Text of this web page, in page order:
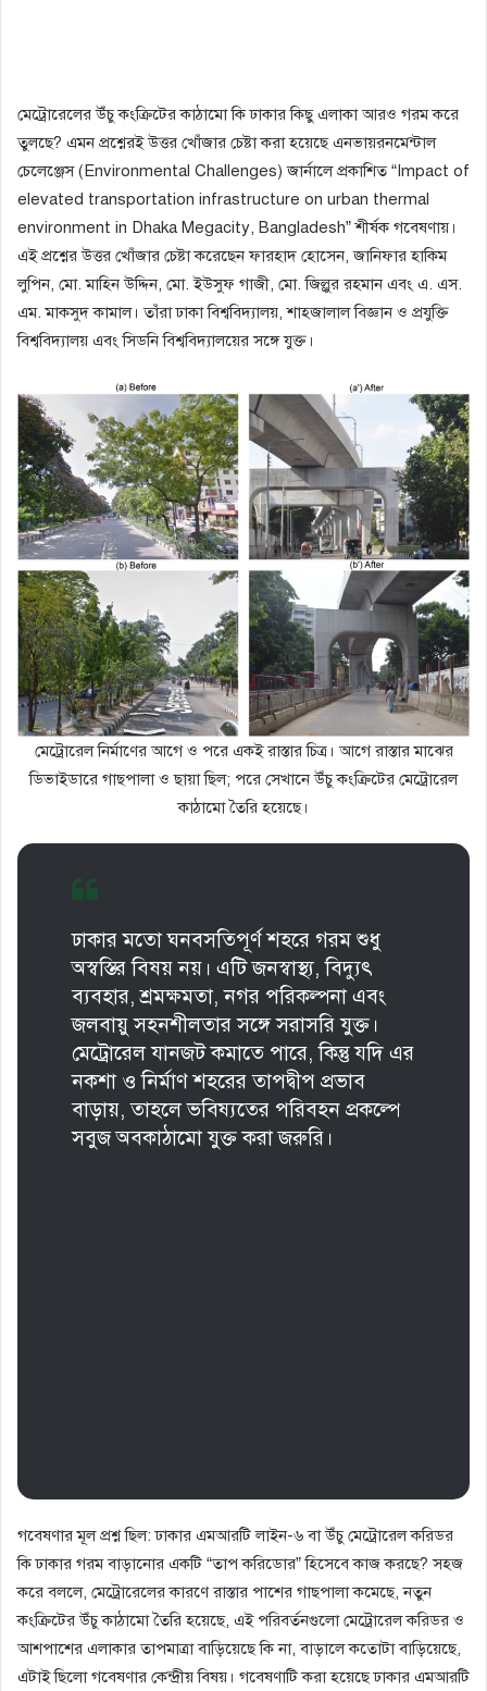
মেট্রোরেলের উঁচু কংক্রিটের কাঠামো কি ঢাকার কিছু এলাকা আরও গরম করে
তুলছে? এমন প্রশ্নেরই উত্তর খোঁজার চেষ্টা করা হয়েছে এনভায়রনমেন্টাল
চেলেঞ্জেস (Environmental Challenges) জার্নালে প্রকাশিত “Impact of
elevated transportation infrastructure on urban thermal
environment in Dhaka Megacity, Bangladesh” শীর্ষক গবেষণায়।
এই প্রশ্নের উত্তর খোঁজার চেষ্টা করেছেন ফারহাদ হোসেন, জানিফার হাকিম
লুপিন, মো. মাহিন উদ্দিন, মো. ইউসুফ গাজী, মো. জিল্লুর রহমান এবং এ. এস.
এম. মাকসুদ কামাল। তাঁরা ঢাকা বিশ্ববিদ্যালয়, শাহজালাল বিজ্ঞান ও প্রযুক্তি
বিশ্ববিদ্যালয় এবং সিডনি বিশ্ববিদ্যালয়ের সঙ্গে যুক্ত।
মেট্রোরেল নির্মাণের আগে ও পরে একই রাস্তার চিত্র। আগে রাস্তার মাঝের
ডিভাইডারে গাছপালা ও ছায়া ছিল; পরে সেখানে উঁচু কংক্রিটের মেট্রোরেল
কাঠামো তৈরি হয়েছে।
ঢাকার মতো ঘনবসতিপূর্ণ শহরে গরম শুধু
অস্বস্তির বিষয় নয়। এটি জনস্বাস্থ্য, বিদ্যুৎ
ব্যবহার, শ্রমক্ষমতা, নগর পরিকল্পনা এবং
জলবায়ু সহনশীলতার সঙ্গে সরাসরি যুক্ত।
মেট্রোরেল যানজট কমাতে পারে, কিন্তু যদি এর
নকশা ও নির্মাণ শহরের তাপদ্বীপ প্রভাব
বাড়ায়, তাহলে ভবিষ্যতের পরিবহন প্রকল্পে
সবুজ অবকাঠামো যুক্ত করা জরুরি।
গবেষণার মূল প্রশ্ন ছিল: ঢাকার এমআরটি লাইন-৬ বা উঁচু মেট্রোরেল করিডর
কি ঢাকার গরম বাড়ানোর একটি “তাপ করিডোর” হিসেবে কাজ করছে? সহজ
করে বললে, মেট্রোরেলের কারণে রাস্তার পাশের গাছপালা কমেছে, নতুন
কংক্রিটের উঁচু কাঠামো তৈরি হয়েছে, এই পরিবর্তনগুলো মেট্রোরেল করিডর ও
আশপাশের এলাকার তাপমাত্রা বাড়িয়েছে কি না, বাড়ালে কতোটা বাড়িয়েছে,
এটাই ছিলো গবেষণার কেন্দ্রীয় বিষয়। গবেষণাটি করা হয়েছে ঢাকার এমআরটি